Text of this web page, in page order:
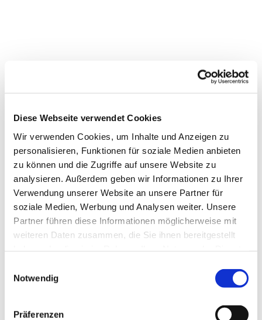
Diese Webseite verwendet Cookies
Wir verwenden Cookies, um Inhalte und Anzeigen zu
personalisieren, Funktionen für soziale Medien anbieten
zu können und die Zugriffe auf unsere Website zu
analysieren. Außerdem geben wir Informationen zu Ihrer
Verwendung unserer Website an unsere Partner für
soziale Medien, Werbung und Analysen weiter. Unsere
Partner führen diese Informationen möglicherweise mit
weiteren Daten zusammen, die Sie ihnen bereitgestellt
Notwendig
Präferenzen
Dies könnte Sie auch interessieren